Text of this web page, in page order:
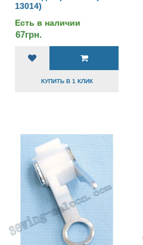
13014)
Есть в наличии
67грн.
КУПИТЬ В 1 КЛИК